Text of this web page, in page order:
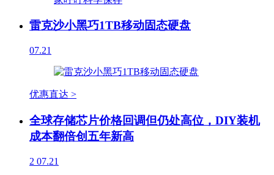
雷克沙小黑巧1TB移动固态硬盘
07.21
优惠直达 >
全球存储芯片价格回调但仍处高位，DIY装机
成本翻倍创五年新高
2 07.21